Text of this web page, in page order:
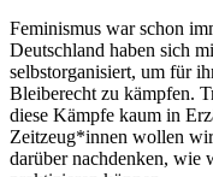
Feminismus war schon
Deutschland haben sich
selbstorganisiert, um für
Bleiberecht zu kämpfen.
diese Kämpfe kaum in
Zeitzeug*innen wollen
darüber nachdenken, wie